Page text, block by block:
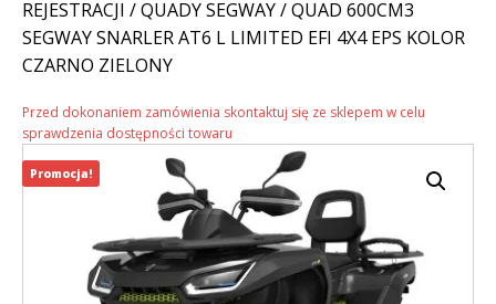
REJESTRACJI /QUADY SEGWAY/ QUAD 600CM3
SEGWAY SNARLER AT6 L LIMITED EFI 4X4 EPS KOLOR
CZARNO ZIELONY
Przed dokonaniem zamówienia skontaktuj się ze sklepem w celu
sprawdzenia dostępności towaru
Promocja!